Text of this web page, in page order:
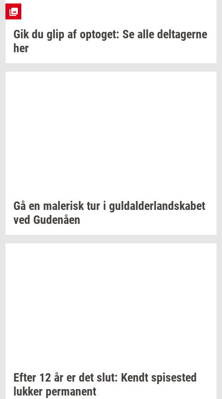
Gik du glip af op­to­get: Se alle del­ta­ger­ne
her
Gå en ma­le­risktur i gul­dal­der­land­ska­bet
ved Gu­denå­en
Efter 12 år er det slut: Kendt spi­se­sted
luk­ker per­ma­nent